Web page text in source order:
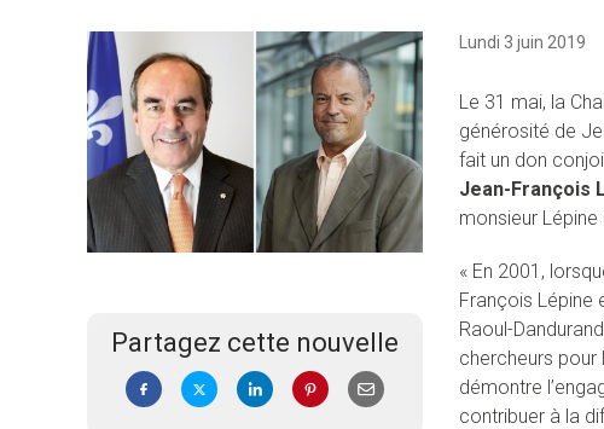
Partagez cette nouvelle
Lundi 3 juin 2019
Le 31 mai, la
générosité de
fait un don
Jean-François
monsieur
« En 2001,
François Lépine
Raoul-
chercheurs pour
démontre
contribuer à la